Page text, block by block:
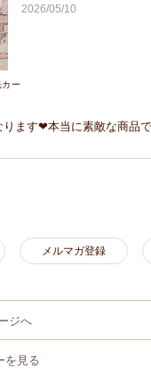
ー
2026/05/10
ます‪‪❤︎‬本当に素敵な商品で
メルマガ登録
ジへ
を見る